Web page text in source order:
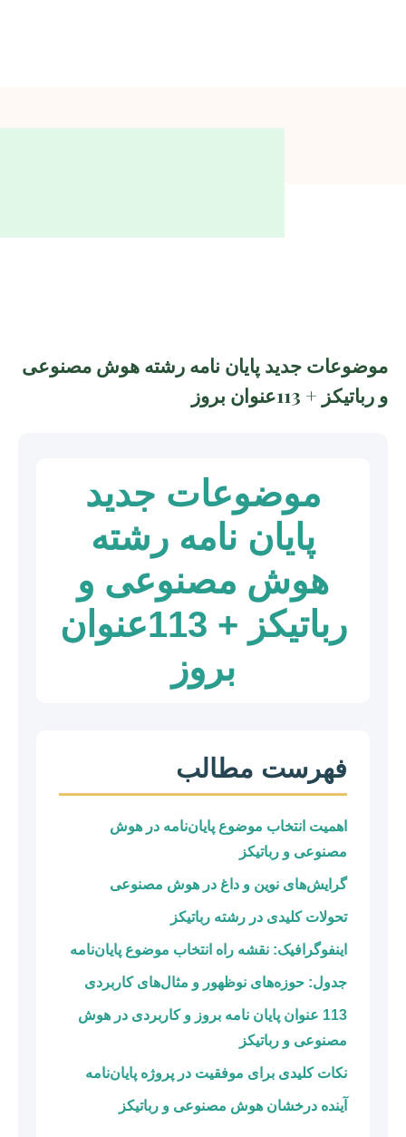
موضوعات جدید پایان نامه رشته هوش مصنوعی
و رباتیکز + 113عنوان بروز
موضوعات جدید
پایان نامه رشته
هوش مصنوعی و
رباتیکز + 113عنوان
بروز
فهرست مطالب
اهمیت انتخاب موضوع پایان‌نامه در هوش
مصنوعی و رباتیکز
گرایش‌های نوین و داغ در هوش مصنوعی
تحولات کلیدی در رشته رباتیکز
اینفوگرافیک: نقشه راه انتخاب موضوع پایان‌نامه
جدول: حوزه‌های نوظهور و مثال‌های کاربردی
113 عنوان پایان نامه بروز و کاربردی در هوش
مصنوعی و رباتیکز
نکات کلیدی برای موفقیت در پروژه پایان‌نامه
آینده درخشان هوش مصنوعی و رباتیکز